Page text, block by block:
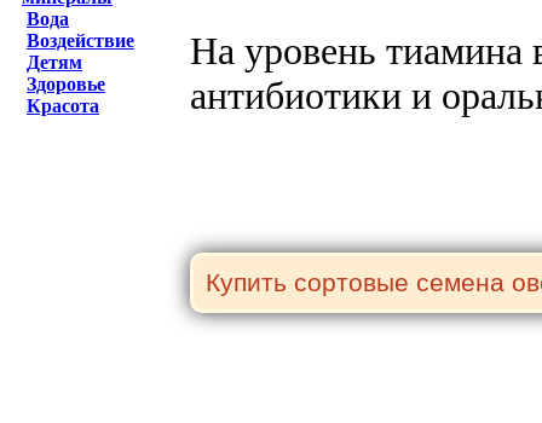
Вода
Воздействие
Детям
Здоровье
Красота
На уровень тиамина
антибиотики и